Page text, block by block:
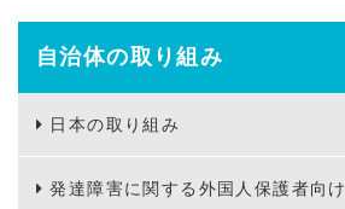
自治体の取り組み
日本の取り組み
発達障害に関する外国人保護者向